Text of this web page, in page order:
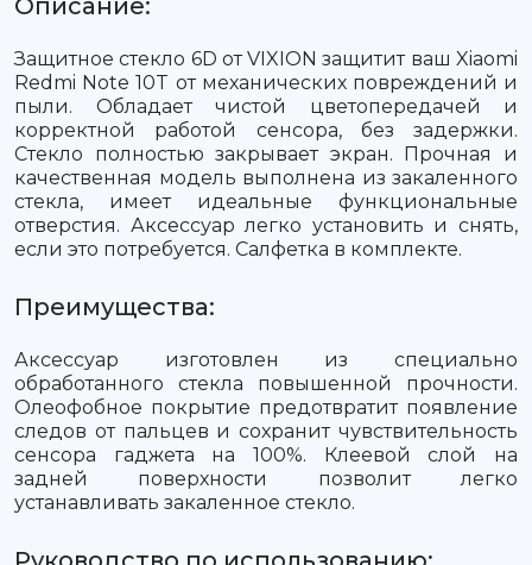
Описание:
Защитное стекло 6D от VIXION защитит ваш Xiaomi
Redmi Note 10T от механических повреждений и
пыли. Обладает чистой цветопередачей и
корректной работой сенсора, без задержки.
Стекло полностью закрывает экран. Прочная и
качественная модель выполнена из закаленного
стекла, имеет идеальные функциональные
отверстия. Аксессуар легко установить и снять,
если это потребуется. Салфетка в комплекте.
Преимущества:
Аксессуар изготовлен из специально
обработанного стекла повышенной прочности.
Олеофобное покрытие предотвратит появление
следов от пальцев и сохранит чувствительность
сенсора гаджета на 100%. Клеевой слой на
задней поверхности позволит легко
устанавливать закаленное стекло.